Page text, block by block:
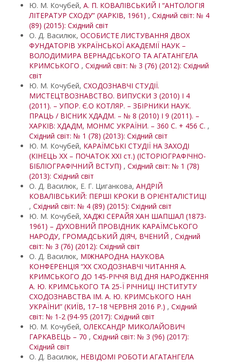
Ю. М. Кочубей, А. П. КОВАЛІВСЬКИЙ І “АНТОЛОГІЯ
ЛІТЕРАТУР СХОДУ” (ХАРКІВ, 1961) , Східний світ: № 4
(89) (2015): Східний світ
О. Д. Василюк, ОСОБИСТЕ ЛИСТУВАННЯ ДВОХ
ФУНДАТОРІВ УКРАЇНСЬКОЇ АКАДЕМІЇ НАУК –
ВОЛОДИМИРА ВЕРНАДСЬКОГО ТА АГАТАНГЕЛА
КРИМСЬКОГО , Східний світ: № 3 (76) (2012): Східний
світ
Ю. М. Кочубей, СХОДОЗНАВЧІ СТУДІЇ.
МИСТЕЦТВОЗНАВСТВО. ВИПУСКИ 3 (2010) І 4
(2011). – УПОР. Є.О КОТЛЯР. – ЗБІРНИКИ НАУК.
ПРАЦЬ / ВІСНИК ХДАДМ. – № 8 (2010) І 9 (2011). –
ХАРКІВ: ХДАДМ, МОНМС УКРАЇНИ. – 360 С. + 456 С. ,
Східний світ: № 1 (78) (2013): Східний світ
Ю. М. Кочубей, КАРАЇМСЬКІ СТУДІЇ НА ЗАХОДІ
(КІНЕЦЬ ХХ – ПОЧАТОК ХXІ ст.) (ІСТОРІОГРАФІЧНО-
БІБЛІОГРАФІЧНИЙ ВСТУП) , Східний світ: № 1 (78)
(2013): Східний світ
О. Д. Василюк, Е. Г. Циганкова, АНДРІЙ
КОВАЛІВСЬКИЙ: ПЕРШІ КРОКИ В ОРІЄНТАЛІСТИЦІ
, Східний світ: № 4 (89) (2015): Східний світ
Ю. М. Кочубей, ХАДЖІ СЕРАЙЯ ХАН ШАПШАЛ (1873-
1961) – ДУХОВНИЙ ПРОВІДНИК КАРАЇМСЬКОГО
НАРОДУ, ГРОМАДСЬКИЙ ДІЯЧ, ВЧЕНИЙ , Східний
світ: № 3 (76) (2012): Східний світ
О. Д. Василюк, МІЖНАРОДНА НАУКОВА
КОНФЕРЕНЦІЯ “XX СХОДОЗНАВЧІ ЧИТАННЯ А.
КРИМСЬКОГО ДО 145-РІЧЧЯ ВІД ДНЯ НАРОДЖЕННЯ
А. Ю. КРИМСЬКОГО ТА 25-Ї РІЧНИЦІ ІНСТИТУТУ
СХОДОЗНАВСТВА ІМ. А. Ю. КРИМСЬКОГО НАН
УКРАЇНИ” (КИЇВ, 17–18 ЧЕРВНЯ 2016 Р.) , Східний
світ: № 1-2 (94-95 (2017): Східний світ
Ю. М. Кочубей, ОЛЕКСАНДР МИКОЛАЙОВИЧ
ГАРКАВЕЦЬ – 70 , Східний світ: № 3 (96) (2017):
Східний світ
О. Д. Василюк, НЕВІДОМІ РОБОТИ АГАТАНГЕЛА